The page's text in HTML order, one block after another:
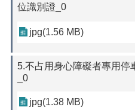
位識別證_0
jpg(1.56 MB)
5.不占用身心障礙者專用停
_0
jpg(1.38 MB)